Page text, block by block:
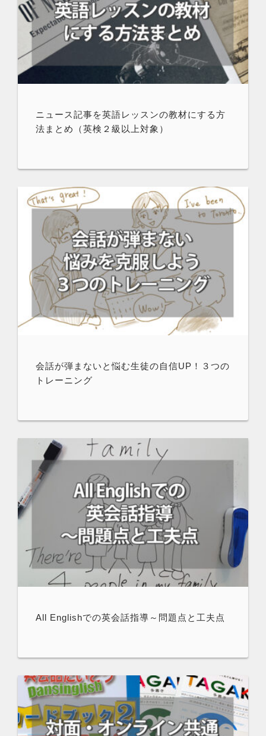
ニュース記事を英語レッスンの教材にする方
法まとめ（英検２級以上対象）
会話が弾まないと悩む生徒の自信UP！３つの
トレーニング
All Englishでの英会話指導～問題点と工夫点